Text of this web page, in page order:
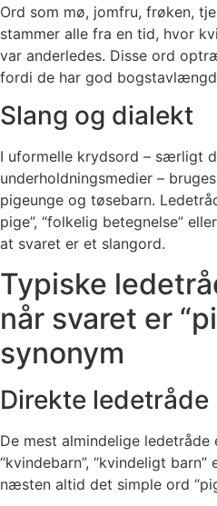
Ord som mø, jomfru, frøken,
stammer alle fra en tid, hvor
var anderledes. Disse ord
fordi de har god
Slang og dialekt
I uformelle krydsord – særligt
underholdningsmedier –
pigeunge og tøsebarn.
pige”, “folkelig betegnelse”
at svaret er et slangord.
Typiske
når svaret er
synonym
Direkte ledetråde
De mest almindelige ledetråde
“kvindebarn”, “kvindeligt barn”
næsten altid det simple ord